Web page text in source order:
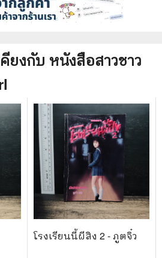
ยงกับ หนังสือสาวชาว
โรงเรียนนี้ผีสิง 2 - ภูตจิ๋ว